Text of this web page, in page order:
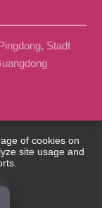
Stadt
of cookies on
site usage and